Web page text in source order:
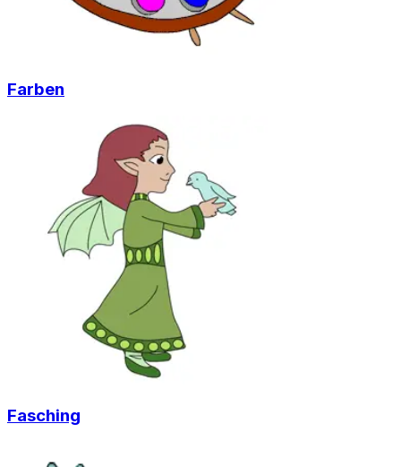
Farben
Fasching